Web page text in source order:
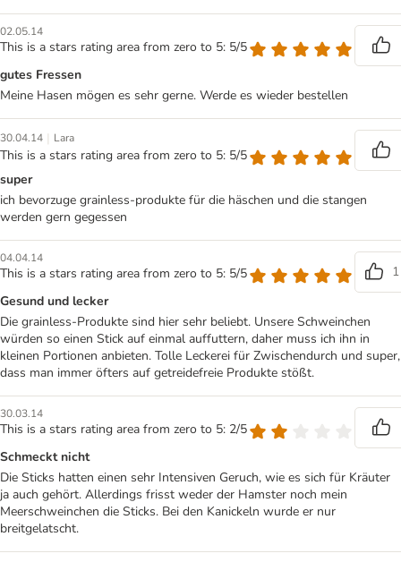
02.05.14
This is a stars rating area from zero to 5: 5/5
gutes Fressen
Meine Hasen mögen es sehr gerne. Werde es wieder bestellen
30.04.14 | Lara
This is a stars rating area from zero to 5: 5/5
super
ich bevorzuge grainless-produkte für die häschen und die stangen
werden gern gegessen
04.04.14
This is a stars rating area from zero to 5: 5/5
1
Gesund und lecker
Die grainless-Produkte sind hier sehr beliebt. Unsere Schweinchen
würden so einen Stick auf einmal auffuttern, daher muss ich ihn in
kleinen Portionen anbieten. Tolle Leckerei für Zwischendurch und super,
dass man immer öfters auf getreidefreie Produkte stößt.
30.03.14
This is a stars rating area from zero to 5: 2/5
Schmeckt nicht
Die Sticks hatten einen sehr Intensiven Geruch, wie es sich für Kräuter
ja auch gehört. Allerdings frisst weder der Hamster noch mein
Meerschweinchen die Sticks. Bei den Kanickeln wurde er nur
breitgelatscht.